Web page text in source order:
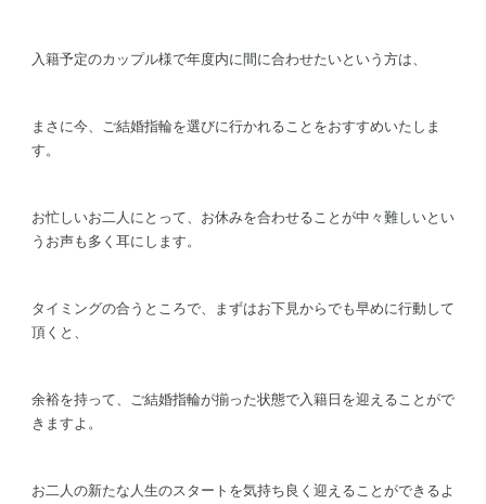
入籍予定のカップル様で年度内に間に合わせたいという方は、
まさに今、ご結婚指輪を選びに行かれることをおすすめいたしま
す。
お忙しいお二人にとって、お休みを合わせることが中々難しいとい
うお声も多く耳にします。
タイミングの合うところで、まずはお下見からでも早めに行動して
頂くと、
余裕を持って、ご結婚指輪が揃った状態で入籍日を迎えることがで
きますよ。
お二人の新たな人生のスタートを気持ち良く迎えることができるよ